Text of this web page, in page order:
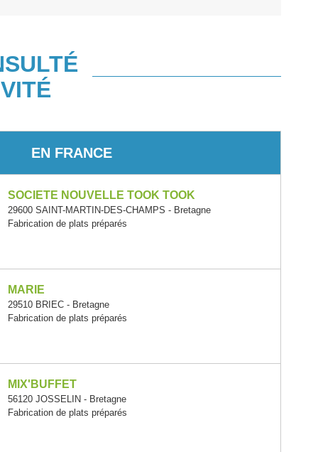
EN FRANCE
SOCIETE NOUVELLE TOOK TOOK
29600 SAINT-MARTIN-DES-CHAMPS - Bretagne
Fabrication de plats préparés
MARIE
29510 BRIEC - Bretagne
Fabrication de plats préparés
MIX'BUFFET
56120 JOSSELIN - Bretagne
Fabrication de plats préparés